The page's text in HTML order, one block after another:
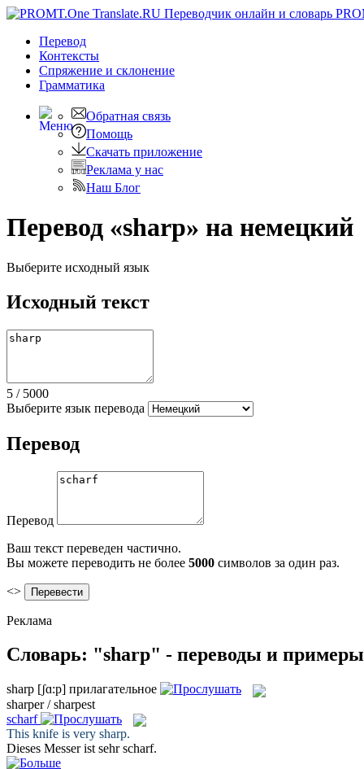
Перевод
Контексты
Спряжение и склонение
Грамматика
Обратная связь
Помощь
Скачать приложение
Реклама у нас
Наш Блог
Перевод «sharp» на немецкий
Выберите исходный язык
Исходный текст
5 / 5000
Выберите язык перевода
Перевод
Перевод
Ваш текст переведен частично.
Вы можете переводить не более 5000 символов за один раз.
<>
Реклама
Словарь: "sharp" - переводы и примеры
sharp [ʃɑ:p] прилагательное
sharper / sharpest
scharf
This knife is very sharp.
Dieses Messer ist sehrscharf.